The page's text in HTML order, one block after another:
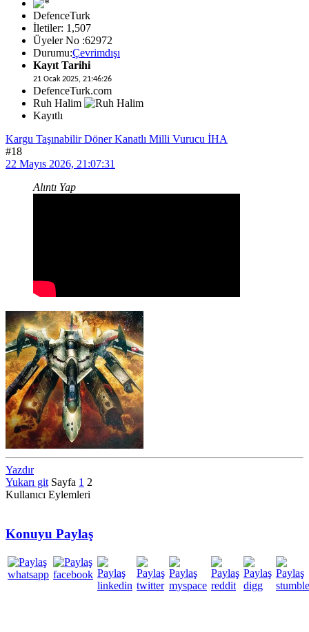
DefenceTurk
İletiler: 1,507
Üyeler No :62972
Durumu:Çevrimdışı
Kayıt Tarihi
21 Ocak 2025, 21:46:26
DefenceTurk.com
Ruh Halim
Kayıtlı
Kargu Taşınabilir Döner Kanatlı Milli Vurucu İHA
#18
22 Mayıs 2026, 21:07:31
Alıntı Yap
Yazdır
Yukarı git Sayfa 1 2
Kullanıcı Eylemleri
Konuyu Paylaş